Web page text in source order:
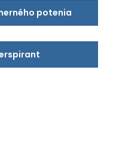
potenia